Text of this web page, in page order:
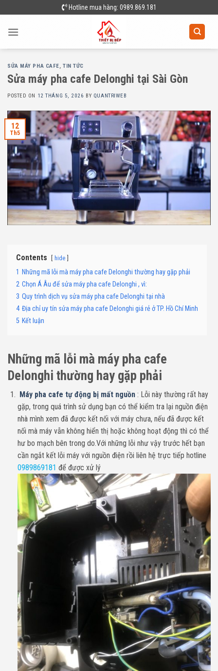
to
content
Hotline mua hàng: 0989.869.181
SỬA MÁY PHA CAFE,TIN TỨC
Sửa máy pha cafe Delonghi tại Sài Gòn
POSTED ON 12 THÁNG 5, 2026 BY QUANTRIWEB
12
Th5
Contents hide
1 Những mã lỗi mà máy pha cafe Delonghi thường hay gặp phải
2 Chọn Á Âu để sửa máy pha cafe Delonghi , vì:
3 Quy trình dịch vụ sửa máy pha cafe Delonghi tại nhà
4 Địa chỉ uy tín sửa máy pha cafe Delonghi giá rẻ ở TP. Hồ Chí Minh
5 Kết luận
Những mã lỗi mà máy pha cafe
Delonghi thường hay gặp phải
Máy pha cafe tự động bị mất nguồn: Lỗi này thường rất hay
gặp, trong quá trình sử dụng bạn có thể kiểm tra lại nguồn điện
nhà mình xem đã được kết nối với máy chưa, nếu đã được kết
nối mà máy vẫn không hiển thị hoặc không hoạt động thì có thể
hư bo mạch bên trong do.Với những lỗi như vậy trước hết bạn
cần ngắt kết lỗi máy với nguồn điện rồi liên hệ trực tiếp hotline
0989869181 để được xử lý